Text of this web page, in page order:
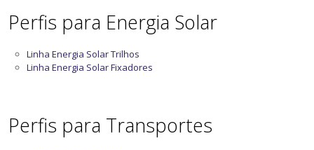
Perfis para Energia Solar
Linha Energia Solar Trilhos
Linha Energia Solar Fixadores
Perfis para Transportes